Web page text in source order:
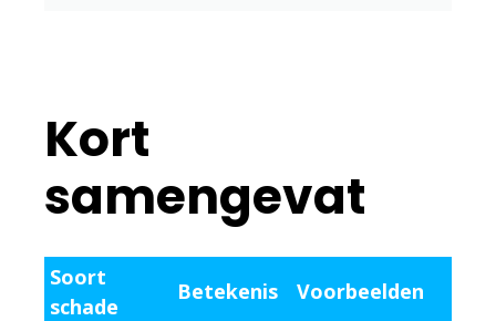
Kort
samengevat
Soort
schade
Betekenis Voorbeelden